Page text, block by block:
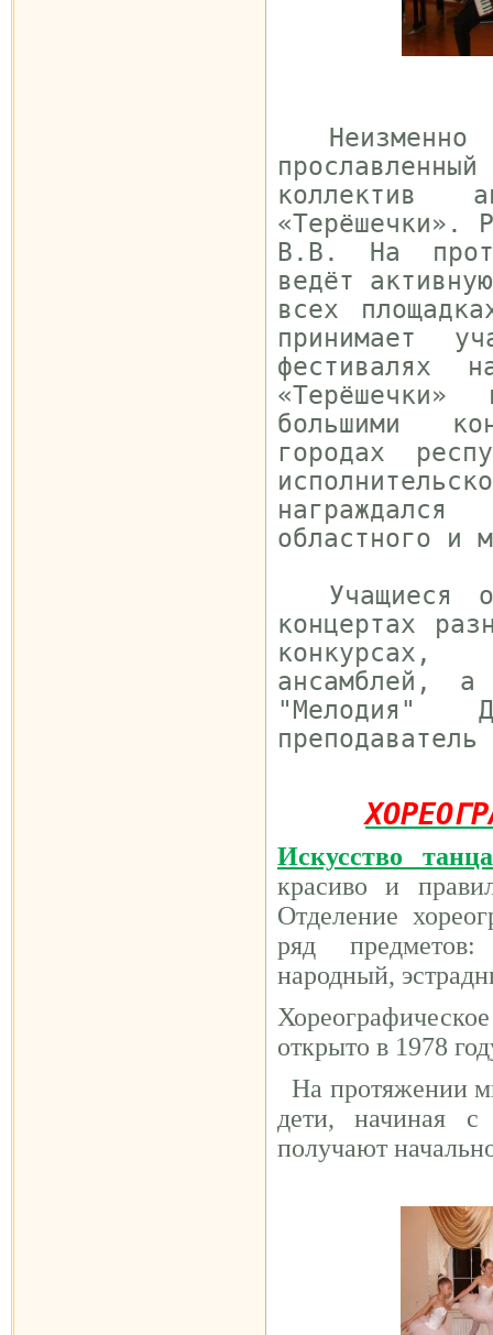
Неизменно
коллектив
«Терёшечки».
В.В. На
ведёт
всех
принимает
фестивалях
«Терёшечки»
большими
городах
областного и
Учащиеся
концертах
ансамблей, а
"Мелодия"
Искусство танца
красиво и
Отделение
ряд
народный,
открыто в 1978
На протяжении
дети, начиная
получают